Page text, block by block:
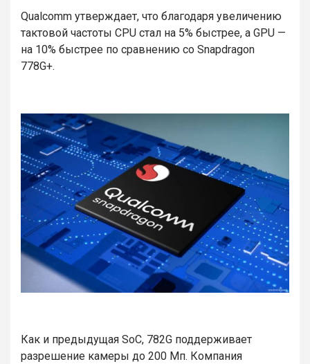
Qualcomm утверждает, что благодаря увеличению
тактовой частоты CPU стал на 5% быстрее, а GPU —
на 10% быстрее по сравнению со Snapdragon
778G+.
Как и предыдущая SoC, 782G поддерживает
разрешение камеры до 200 Мп. Компания